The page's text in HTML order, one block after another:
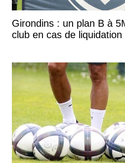
Girondins : un plan B à
club en cas de liquidation